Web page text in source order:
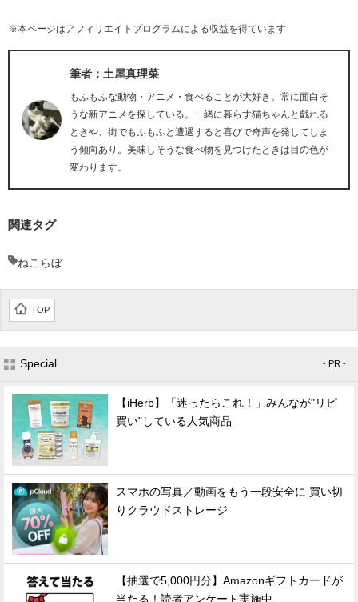
※本ページはアフィリエイトプログラムによる収益を得ています
筆者：土屋真理菜
もふもふな動物・アニメ・食べることが大好き。常に面白そ
うな新アニメを探している。一緒に暮らす猫ちゃんと戯れる
ときや、街でもふもふと遭遇すると喜びで奇声を発してしま
う傾向あり。美味しそうな食べ物を見つけたときは目の色が
変わります。
関連タグ
ねこらぼ
TOP
Special - PR -
【iHerb】「迷ったらこれ！」みんなが"リピ
買い"している人気商品
スマホの写真／動画をもう一段安全に 買い切
りクラウドストレージ
【抽選で5,000円分】Amazonギフトカードが
当たる！読者アンケート実施中